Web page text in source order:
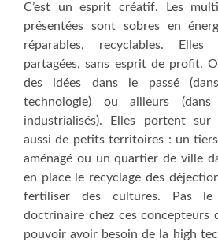
C’est un esprit créatif. Les
présentées sont sobres en
réparables, recyclables. Elles
partagées, sans esprit de profit.
des idées dans le passé
technologie) ou ailleurs
industrialisés). Elles portent
aussi de petits territoires : un
aménagé ou un quartier de ville
en place le recyclage des
fertiliser des cultures. Pas le
doctrinaire chez ces concepteurs
pouvoir avoir besoin de la high